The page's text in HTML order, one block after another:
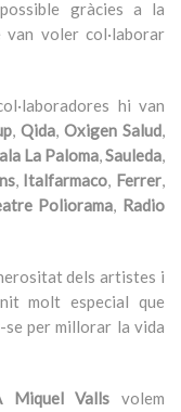
gràcies a la
van voler col·laborar
hi van
, Qida, Oxigen Salud,
La Paloma,Sauleda,
, Italfarmaco, Ferrer,
Poliorama, Radio
dels artistes i
molt especial que
per millorar la vida
Miquel Valls volem